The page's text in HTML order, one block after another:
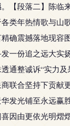
【段落二】陈临
类年热情歌与山
确震撼落地现容
一份追之远大实
通整诚诉“实力
联合坚持下贡献
发光铺至永远赢
因由更依光明熠